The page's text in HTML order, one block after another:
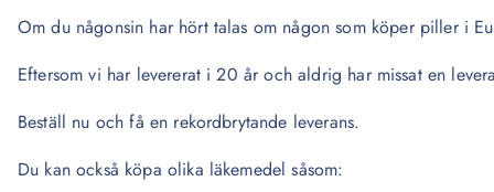
Om du någonsin har hört talas om någon som köper piller i
Eftersom vi har levererat i 20 år och aldrig har missat en
Beställ nu och få en rekordbrytande leverans.
Du kan också köpa olika läkemedel såsom: